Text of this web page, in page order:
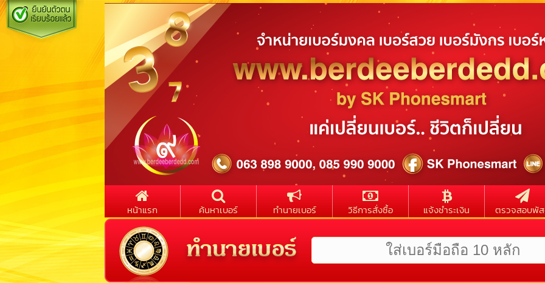
หน้าแรก ค้นหาเบอร์ ทำนายเบอร์ วิธีการสั่งซื้อ แจ้งชำระเงิน ตรวจสอบพั